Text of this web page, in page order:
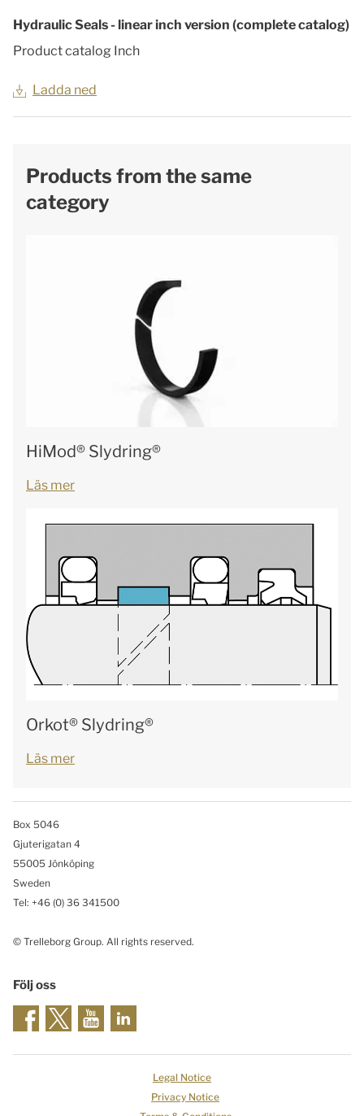
Hydraulic Seals - linear inch version (complete catalog)
Product catalog Inch
Ladda ned
Products from the same
category
HiMod® Slydring®
Läs mer
Orkot® Slydring®
Läs mer
Box 5046
Gjuterigatan 4
55005 Jönköping
Sweden
Tel: +46 (0) 36 341500
© Trelleborg Group. All rights reserved.
Följ oss
Legal Notice
Privacy Notice